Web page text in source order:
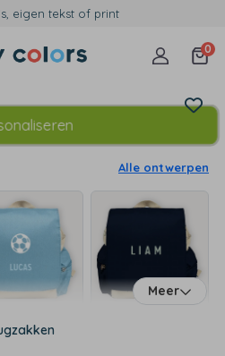
eigen tekst of print
0
Alle ontwerpen
Meer